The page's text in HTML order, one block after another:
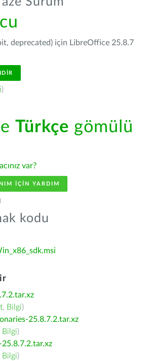
deprecated) için LibreOffice 25.8.7
)
Türkçe gömülü
var?
IÇIN YARDIM
)
kodu
, Bilgi)
25.8.7.2.tar.xz
Bilgi)
Bilgi)